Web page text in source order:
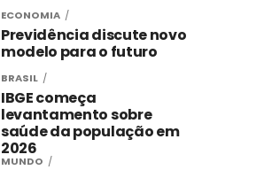
ECONOMIA
Previdência discute novo
modelo para o futuro
BRASIL
IBGE começa
levantamento sobre
saúde da população em
2026
MUNDO